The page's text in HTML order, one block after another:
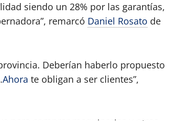
siendo un 28% por las garantías,
remarcó Daniel Rosato de
Deberían haberlo propuesto
Ahora te obligan a ser clientes”,